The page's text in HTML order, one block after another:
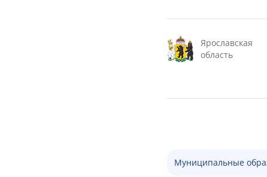
Ярославская
область
Муниципальные